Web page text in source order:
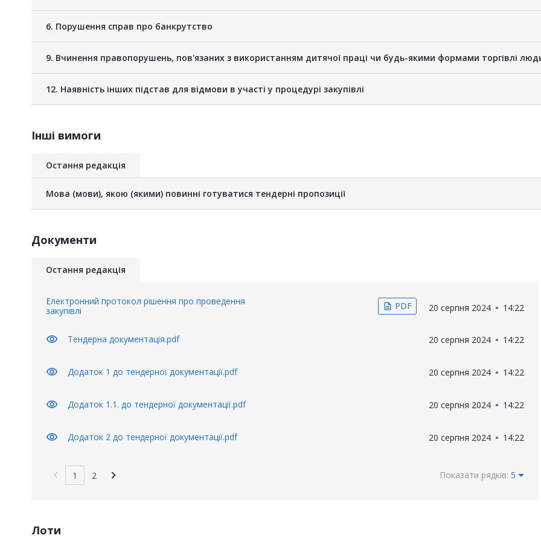
6. Порушення справ про банкрутство
9. Вчинення правопорушень, пов'язаних з використанням дитячої праці чи будь-якими формами торгівлі
12. Наявність інших підстав для відмови в участі у процедурі закупівлі
Інші вимоги
Остання редакція
Мова (мови), якою (якими) повинні готуватися тендерні пропозиції
Документи
Остання редакція
Електронний протокол рішення про проведення
закупівлі
description PDF 20 серпня 2024 14:22
visibility Тендерна документація.pdf 20 серпня 2024 14:22
visibility Додаток 1 до тендерної документації.pdf 20 серпня 2024 14:22
visibility Додаток 1.1. до тендерної документації.pdf 20 серпня 2024 14:22
visibility Додаток 2 до тендерної документації.pdf 20 серпня 2024 14:22
1 2 Показати рядків: 5
Лоти